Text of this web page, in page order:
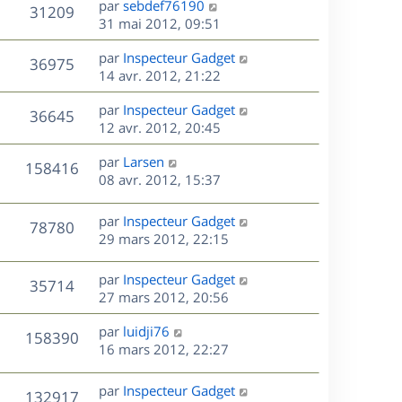
e
s
a
g
e
m
e
s
s
a
g
e
i
e
r
m
e
s
s
a
g
e
31209V
u
D
e
r
n
i
e
r
m
e
s
s
a
g
e
par sebdef76190
31 mai 2012, 09:51
36975V
u
s
D
e
r
n
i
e
r
m
e
s
s
e
par Inspecteur Gadget
14 avr. 2012, 21:22
36645V
u
e
D
e
r
n
i
r
m
s
a
e
par Inspecteur Gadget
12 avr. 2012, 20:45
158416V
u
s
D
e
i
e
r
m
e
s
a
g
e
par Larsen
08 avr. 2012, 15:37
78780V
u
e
D
e
n
i
e
r
m
par Inspecteur Gadget
29 mars 2012, 22:15
35714V
u
e
D
e
r
n
i
e
r
par Inspecteur Gadget
27 mars 2012, 20:56
158390V
u
D
e
n
par luidji76
16 mars 2012, 22:27
132917V
D
par Inspecteur Gadget